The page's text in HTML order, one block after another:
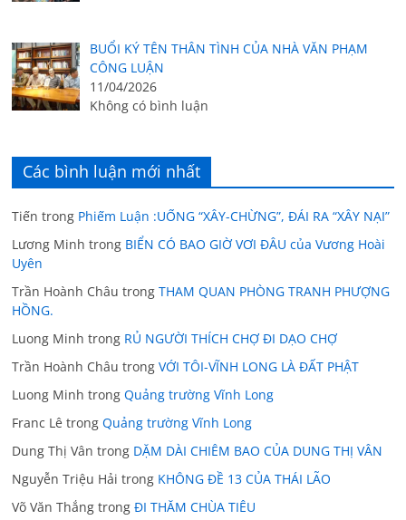
BUỔI KÝ TÊN THÂN TÌNH CỦA NHÀ VĂN PHẠM
CÔNG LUẬN
11/04/2026
Không có bình luận
Các bình luận mới nhất
Tiến trong Phiếm Luận :UỐNG “XÂY-CHỪNG”, ĐÁI RA “XÂY NẠI”
Lương Minh trong BIỂN CÓ BAO GIỜ VƠI ĐÂU của Vương Hoài
Uyên
Trần Hoành Châu trongTHAM QUAN PHÒNG TRANH PHƯỢNG
HỒNG.
Luong Minh trong RỦ NGƯỜI THÍCH CHỢ ĐI DẠO CHỢ
Trần Hoành Châu trongVỚI TÔI-VĨNH LONG LÀ ĐẤT PHẬT
Luong Minh trongQuảng trường Vĩnh Long
Franc Lê trongQuảng trường Vĩnh Long
Dung Thị Vân trong DẶM DÀI CHIÊM BAO CỦA DUNG THỊ VÂN
Nguyễn Triệu Hải trong KHÔNG ĐỀ 13 CỦA THÁI LÃO
Võ Văn Thắng trongĐI THĂM CHÙA TIÊU